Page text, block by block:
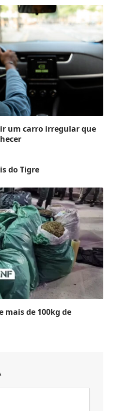
um carro irregular que
do Tigre
mais de 100kg de